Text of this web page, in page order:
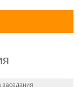
заседания